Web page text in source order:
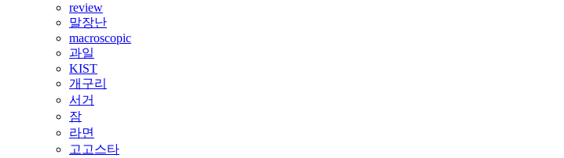
review
말장난
macroscopic
과일
KIST
개구리
서거
잠
라면
고고스타